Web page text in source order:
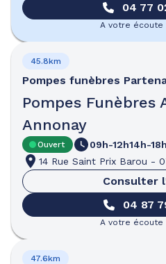
04 77
A votre écoute
Pompes funèbres
Pompes Funèbres
Annonay
45.8km
Ouvert 09h-12h14h-18h
14 Rue Saint Prix Barou -
Consulter
04 87
A votre écoute
47.6km